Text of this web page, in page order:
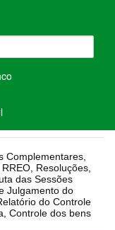
das Sessões
Julgamento do